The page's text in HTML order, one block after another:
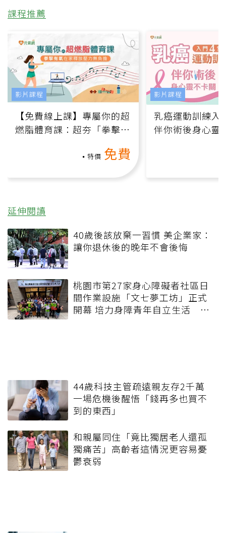
課程推薦
【免費線上課】專屬你的超
燃脂體育課：超夯「拳擊有
特價 免費
影片課程
乳癌運動訓練入
伴你術後身心靈
影片課程
延伸閱讀
40歲後該放棄一習慣 美企業家：
讓你退休後的晚年不會後悔
桃園市第27家身心障礙者社區日
間作業設施「文七夢工坊」正式
開幕 培力身障青年自立生活 攜
44歲科技主管疏遠親友存2千萬
一場危機後醒悟「錢再多也買不
到的東西」
和親屬同住「竟比獨居老人還孤
獨痛苦」高齡者這情況更容易憂
鬱衰弱